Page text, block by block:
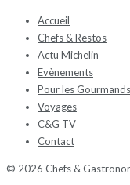
Accueil
Chefs & Restos
Actu Michelin
Evènements
Pour les Gourmands
Voyages
C&G TV
Contact
© 2026 Chefs &